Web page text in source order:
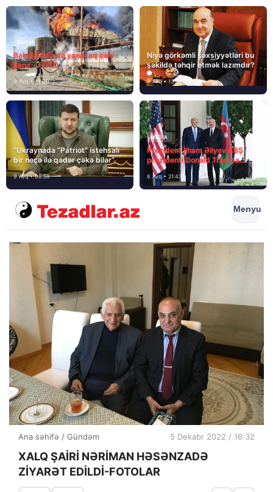
MEDİA
Bakıda hələ də yanacaq çəni
yanır – FOTO
9 Avq • 18:00
Niyə görkəmli şəxsiyyətləri bu
şəkildə təhqir etmək lazımdır?
9 Avq • 13:16
“Ukraynada “Patriot” istehsalı
bir neçə ilə qədər çəkə bilər”
9 Avq • 08:59
MEDİA
Prezident İlham Əliyev ABŞ
prezidenti Donald Trampa
məktubunda yazıb ki…
8 Avq • 21:43
Menyu
Ana səhifə / Gündəm 5 Dekabr 2022 / 16:32
XALQ ŞAİRİ NƏRİMAN HƏSƏNZADƏ
ZİYARƏT EDİLDİ-FOTOLAR